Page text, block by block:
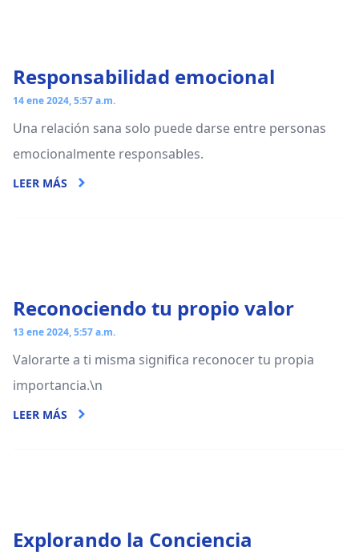
Responsabilidad emocional
14 ene 2024, 5:57 a.m.
Una relación sana solo puede darse entre personas
emocionalmente responsables.
LEER MÁS
Reconociendo tu propio valor
13 ene 2024, 5:57 a.m.
Valorarte a ti misma significa reconocer tu propia
importancia.\n
LEER MÁS
Explorando la Conciencia